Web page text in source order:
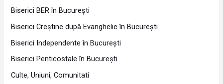
Biserici BER în Bucureşti
Biserici Creştine după Evanghelie în Bucureşti
Biserici Independente în Bucureşti
Biserici Penticostale în Bucureşti
Culte, Uniuni, Comunitati